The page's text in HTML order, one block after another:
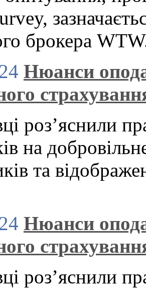
брокера
Нюанси
роз’яснили
на
та
Нюанси
роз’яснили